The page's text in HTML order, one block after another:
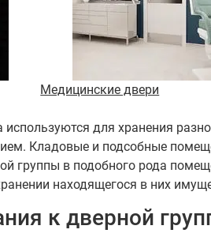
Медицинские двери
для хранения
Кладовые и подсобные
группы в подобного рода
находящегося в них
к дверной